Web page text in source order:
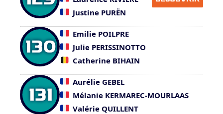
Justine PURËN
130
Emilie POILPRE
Julie PERISSINOTTO
Catherine BIHAIN
131
Aurélie GEBEL
Mélanie KERMAREC-MOURLAAS
Valérie QUILLENT